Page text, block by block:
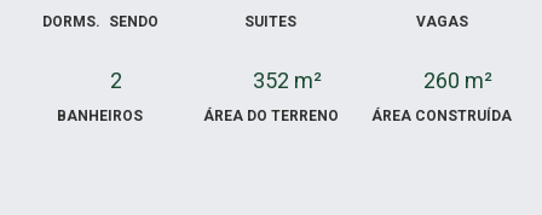
DORMS. SENDO SUITES VAGAS
2
BANHEIROS
352 m²
ÁREA DO TERRENO
260 m²
ÁREA CONSTRUÍDA